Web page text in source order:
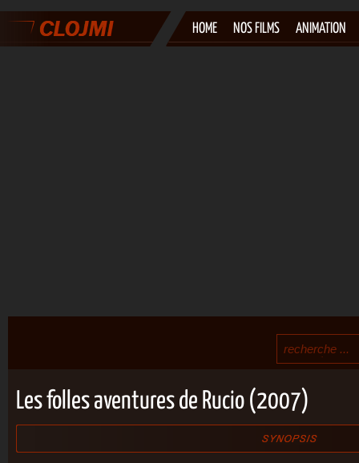
HOME NOS FILMS ANIMATION
Les folles aventures de Rucio (2007)